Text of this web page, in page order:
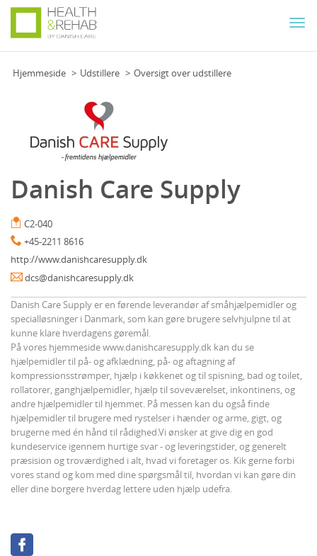
Hjemmeside Udstillere Oversigt over udstillere
Danish Care Supply
C2-040
+45-2211 8616
http://www.danishcaresupply.dk
dcs@danishcaresupply.dk
Danish Care Supply er en førende leverandør af småhjælpemidler og
specialløsninger i Danmark, som kan gøre brugere selvhjulpne til at
kunne klare hverdagens gøremål.
På vores hjemmeside www.danishcaresupply.dk kan du se
hjælpemidler til på- og afklædning, på- og aftagning af
kompressionsstrømper, hjælp i køkkenet og til spisning, bad og toilet,
rollatorer, ganghjælpemidler, hjælp til soveværelset, inkontinens, og
andre hjælpemidler til hjemmet. På messen kan du også finde
hjælpemidler til brugere med rystelser i hænder og arme, gigt, og
brugerne med én hånd til rådighed.Vi ønsker at give dig en god
kundeservice igennem hurtige svar - og leveringstider, og generelt
præsision og troværdighed i alt, hvad vi foretager os. Kik gerne forbi
vores stand og kom med dine spørgsmål til, hvordan vi kan gøre din
eller dine borgere hverdag lettere uden hjælp udefra.